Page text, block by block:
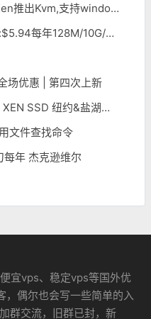
Linode-12周年,正式宣布退出Xen推出Kvm,支持windows
【vps优惠码】Tragicservers::$5.94每年128M/10G/500G OpenVZ 洛杉矶&达拉斯
场优惠 | 第四次上新
vpsnet::$5每月/512M/20G/1T XEN SSD 纽约&盐湖城&伦敦
文件查找命令
年 杰克逊维尔
宜vps、稳定vps等国外优
，偶尔也会写一些简单的入
群交流，旧群已封，新